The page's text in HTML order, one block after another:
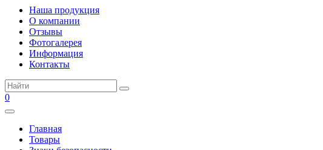
Наша продукция
О компании
Отзывы
Фотогалерея
Информация
Контакты
Поиск:
0
Главная
Товары